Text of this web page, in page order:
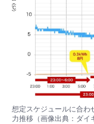
想定スケジュールに合わ
力推移（画像出典： ダイ